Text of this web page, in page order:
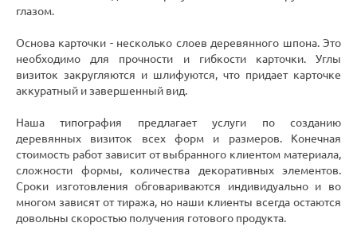
глазом.
Основа карточки - несколько слоев деревянного шпона. Это
необходимо для прочности и гибкости карточки. Углы
визиток закругляются и шлифуются, что придает карточке
аккуратный и завершенный вид.
Наша типография предлагает услуги по созданию
деревянных визиток всех форм и размеров. Конечная
стоимость работ зависит от выбранного клиентом материала,
сложности формы, количества декоративных элементов.
Сроки изготовления обговариваются индивидуально и во
многом зависят от тиража, но наши клиенты всегда остаются
довольны скоростью получения готового продукта.